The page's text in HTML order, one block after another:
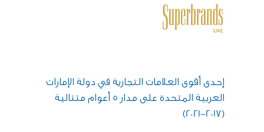
إحدى أقوى العلامات التجارية في دولة الإمارات
العربية المتحدة على مدار 5 أعوام متتالية
(2017-2021)